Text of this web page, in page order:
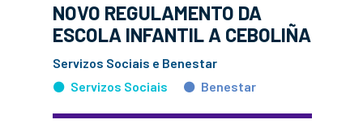
NOVO REGULAMENTO DA
ESCOLA INFANTIL A CEBOLIÑA
Servizos Sociais e Benestar
Servizos Sociais
Benestar